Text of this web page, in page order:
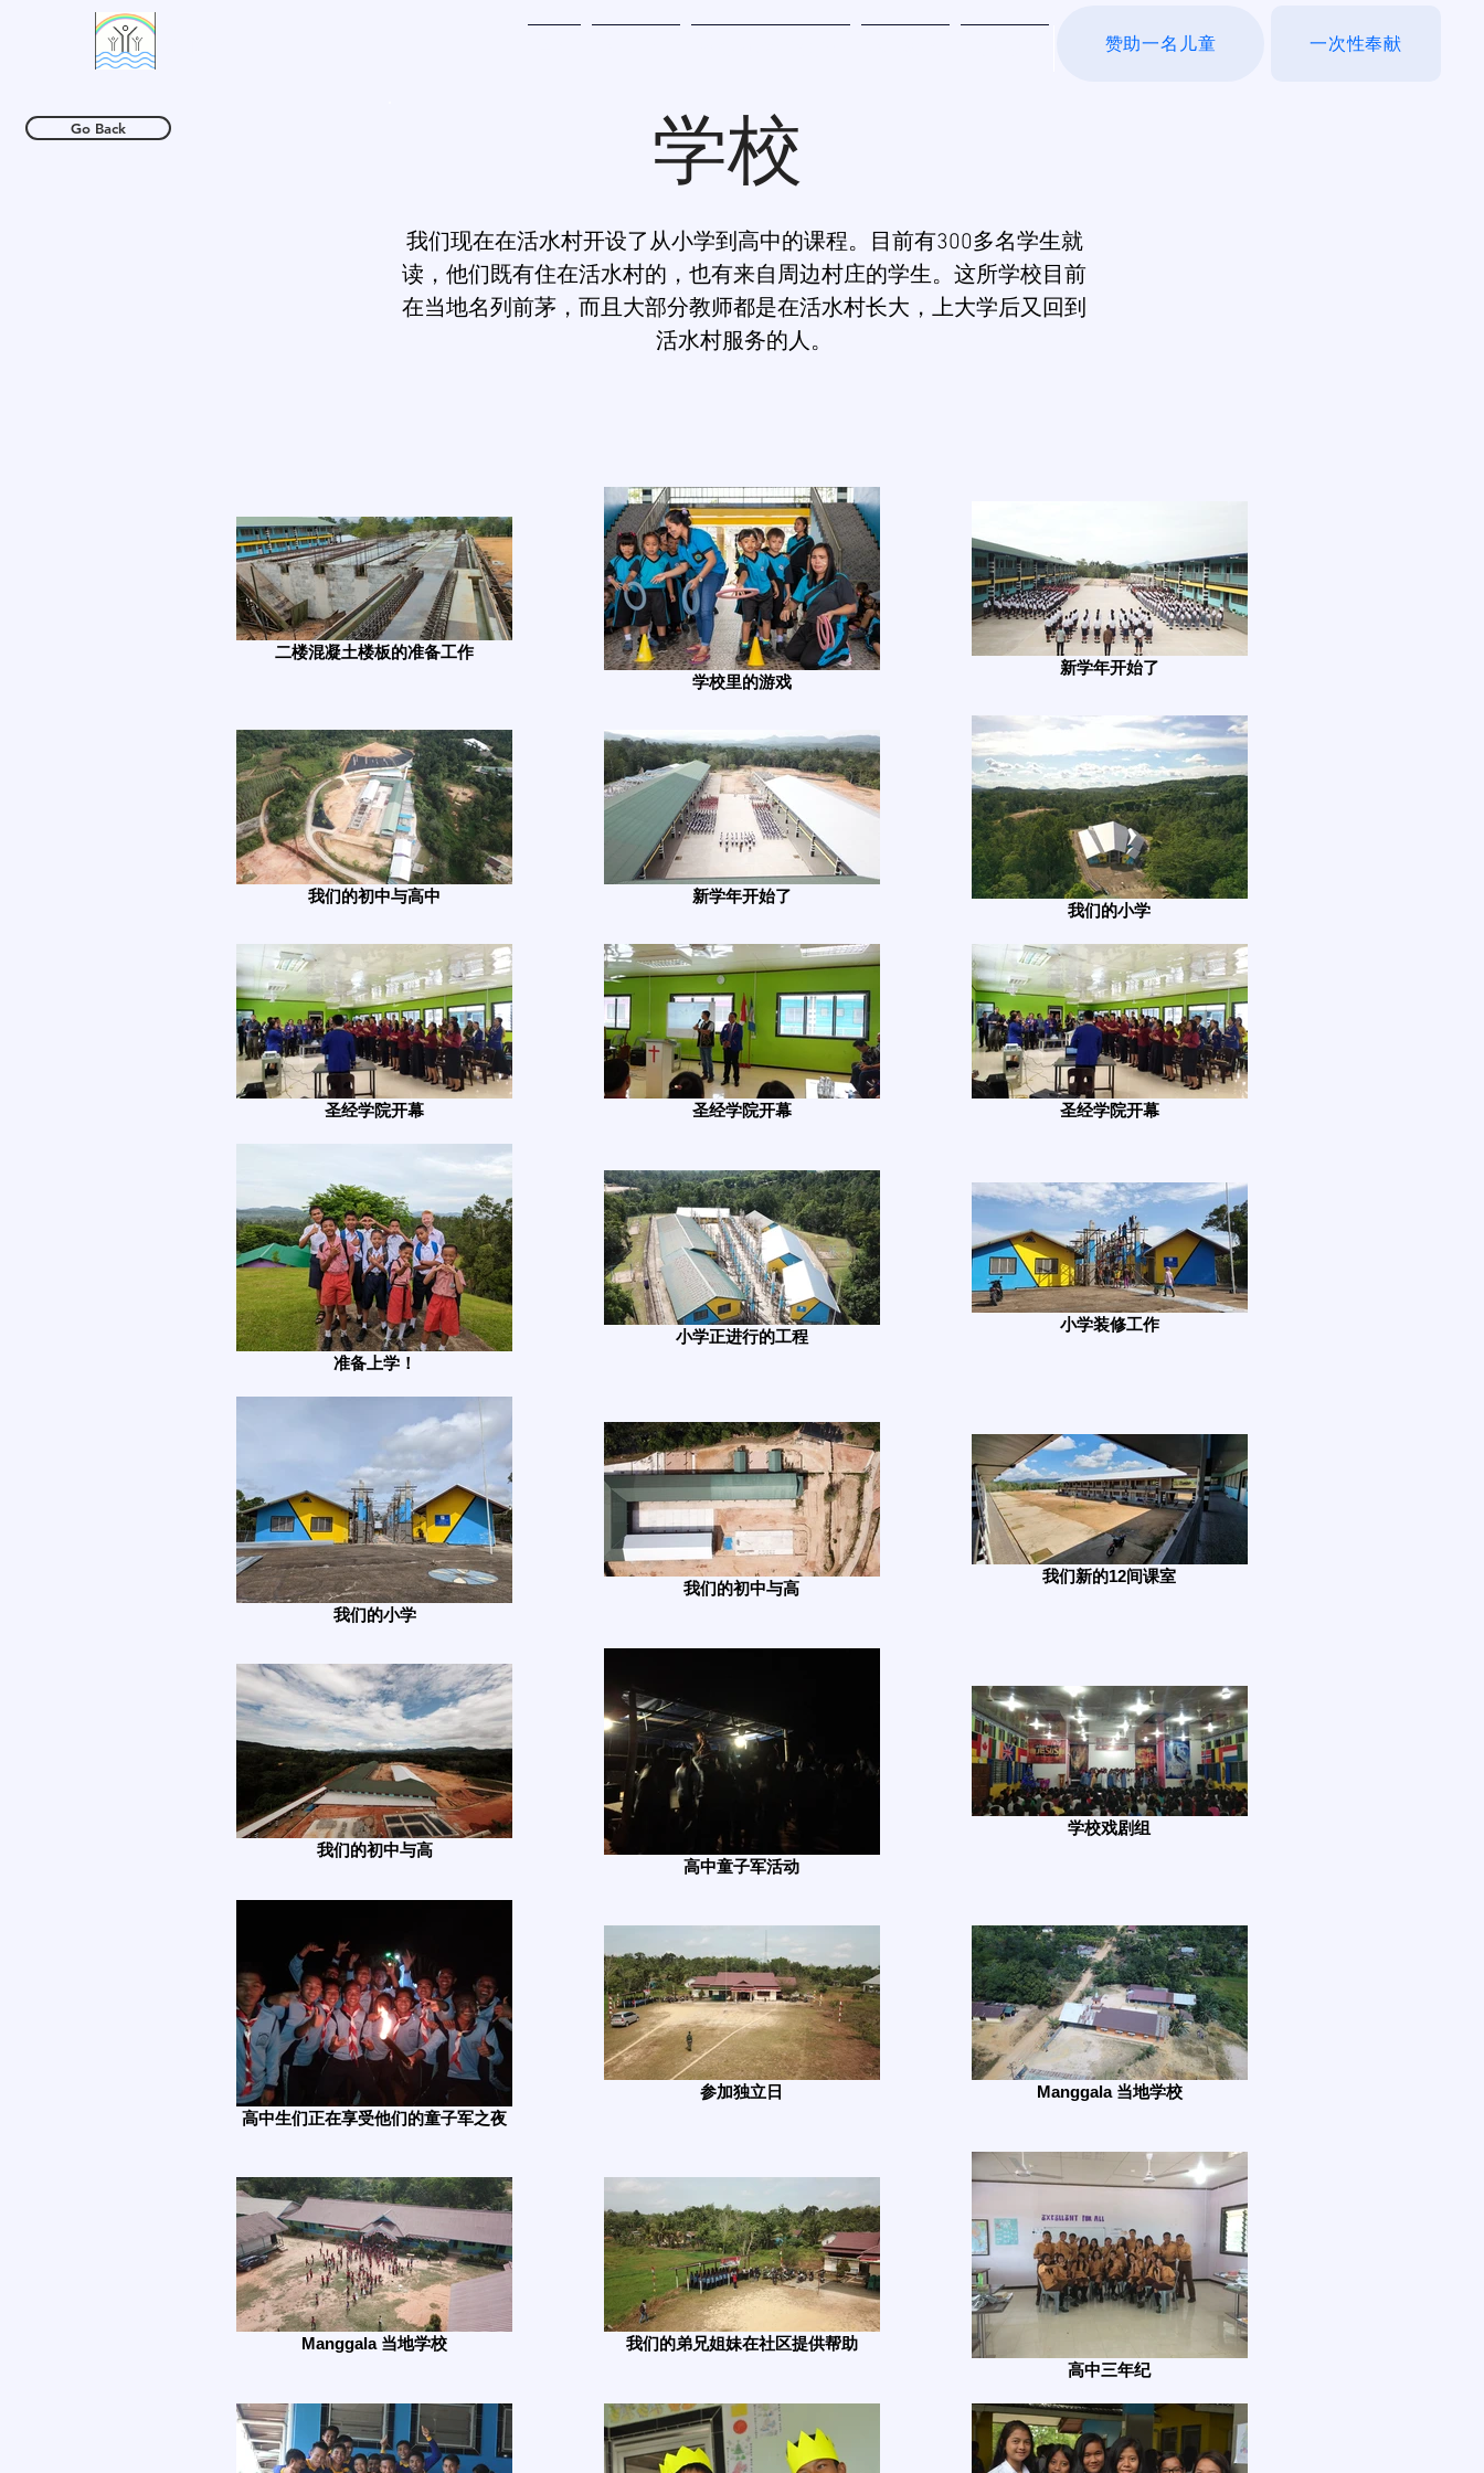
赞助一名儿童 一次性奉献
Go Back 学校
我们现在在活水村开设了从小学到高中的课程。目前有300多名学生就
读，他们既有住在活水村的，也有来自周边村庄的学生。这所学校目前
在当地名列前茅，而且大部分教师都是在活水村长大，上大学后又回到
活水村服务的人。
二楼混凝土楼板的准备工作
学校里的游戏
新学年开始了
我们的初中与高中 新学年开始了
我们的小学
圣经学院开幕 圣经学院开幕 圣经学院开幕
准备上学！
小学正进行的工程
小学装修工作
我们的小学
我们的初中与高
我们新的12间课室
我们的初中与高
高中童子军活动
学校戏剧组
高中生们正在享受他们的童子军之夜
参加独立日 Manggala 当地学校
Manggala 当地学校
我们的弟兄姐妹在社区提供帮助
高中三年纪